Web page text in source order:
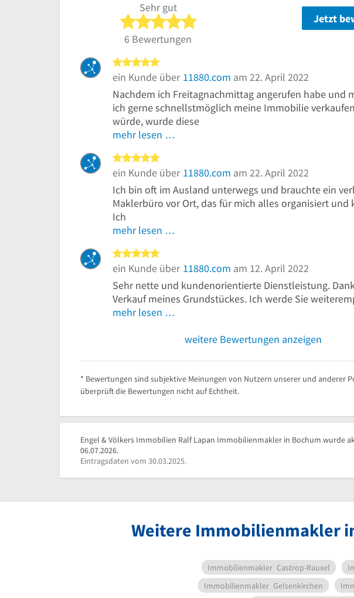
Sehr gut
5 von 5 Sternen
6 Bewertungen
Jetzt
ein Kunde über 11880.com am 22. April 2022
Nachdem ich Freitagnachmittag angerufen habe und
ich gerne schnellstmöglich meine Immobilie
würde, wurde diese
mehr lesen …
ein Kunde über 11880.com am 22. April 2022
Ich bin oft im Ausland unterwegs und brauchte ein
Maklerbüro vor Ort, das für mich alles organisiert und
Ich
mehr lesen …
ein Kunde über 11880.com am 12. April 2022
Sehr nette und kundenorientierte Dienstleistung.
Verkauf meines Grundstückes. Ich werde Sie
mehr lesen …
weitere Bewertungen anzeigen
* Bewertungen sind subjektive Meinungen von Nutzern unserer und anderer
überprüft die Bewertungen nicht auf Echtheit.
Engel & Völkers Immobilien Ralf Lapan Immobilienmakler in Bochum wurde
06.07.2026.
Eintragsdaten vom 30.03.2025.
Weitere Immobilienmakler
Immobilienmakler Castrop-Rauxel
Immobilienmakler Gelsenkirchen